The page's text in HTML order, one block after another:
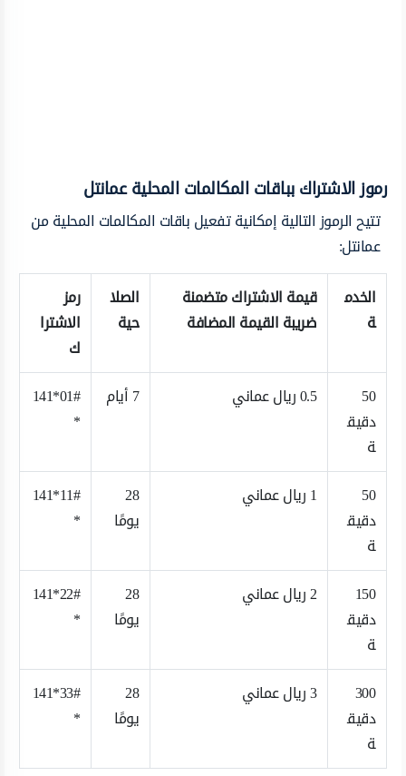
رموز الاشتراك بباقات المكالمات المحلية عمانتل
تتيح الرموز التالية إمكانية تفعيل باقات المكالمات المحلية من
عمانتل:
الخدم
ة
قيمة الاشتراك متضمنة
ضريبة القيمة المضافة
الصلا
حية
رمز
الاشترا
ك
50
دقيق
ة
0.5 ريال عماني 7 أيام
01#*141
*
50
دقيق
ة
1 ريال عماني
28
يومًا
11#*141
*
150
دقيق
ة
2 ريال عماني
28
يومًا
22#*141
*
300
دقيق
ة
3 ريال عماني
28
يومًا
33#*141
*